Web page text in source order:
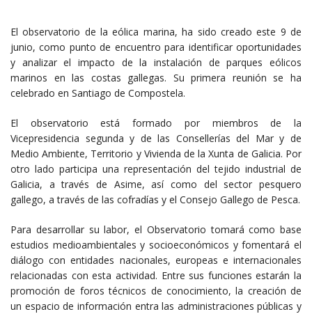
El observatorio de la eólica marina, ha sido creado este 9 de
junio, como punto de encuentro para identificar oportunidades
y analizar el impacto de la instalación de parques eólicos
marinos en las costas gallegas. Su primera reunión se ha
celebrado en Santiago de Compostela.
El observatorio está formado por miembros de la
Vicepresidencia segunda y de las Consellerías del Mar y de
Medio Ambiente, Territorio y Vivienda de la Xunta de Galicia. Por
otro lado participa una representación del tejido industrial de
Galicia, a través de Asime, así como del sector pesquero
gallego, a través de las cofradías y el Consejo Gallego de Pesca.
Para desarrollar su labor, el Observatorio tomará como base
estudios medioambientales y socioeconómicos y fomentará el
diálogo con entidades nacionales, europeas e internacionales
relacionadas con esta actividad. Entre sus funciones estarán la
promoción de foros técnicos de conocimiento, la creación de
un espacio de información entra las administraciones públicas y